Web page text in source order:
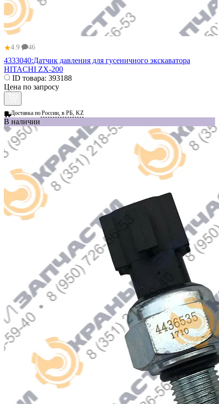
★4.9 46
4333040:Датчик давления для гусеничного экскаватора
HITACHI ZX-200
ID товара: 393188
Цена по запросу
Доставка поРоссии, в РБ, KZ
В наличии